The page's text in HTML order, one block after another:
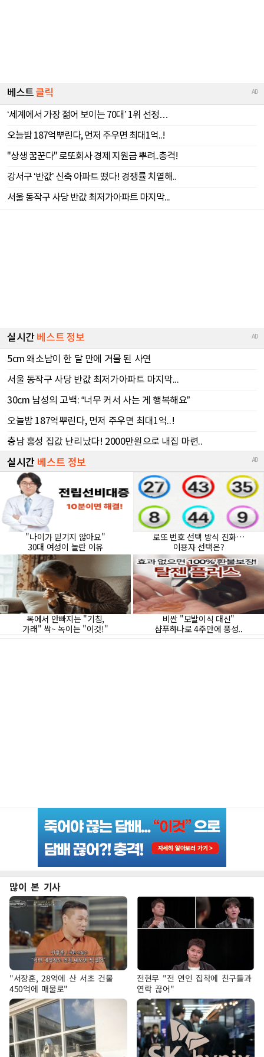
많이 본 기사
"서장훈, 28억에 산 서초 건물
450억에 매물로"
전현무 "전 연인 집착에 친구들과
연락 끊어"